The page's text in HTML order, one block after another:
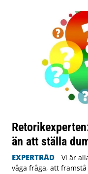
än att ställa
EXPERTRÅD
Vi är
våga fråga, att